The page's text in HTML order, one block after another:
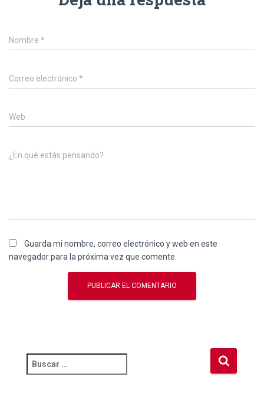
Nombre *
Correo electrónico *
Web
¿En qué estás pensando?
Guarda mi nombre, correo electrónico y web en este
navegador para la próxima vez que comente.
u